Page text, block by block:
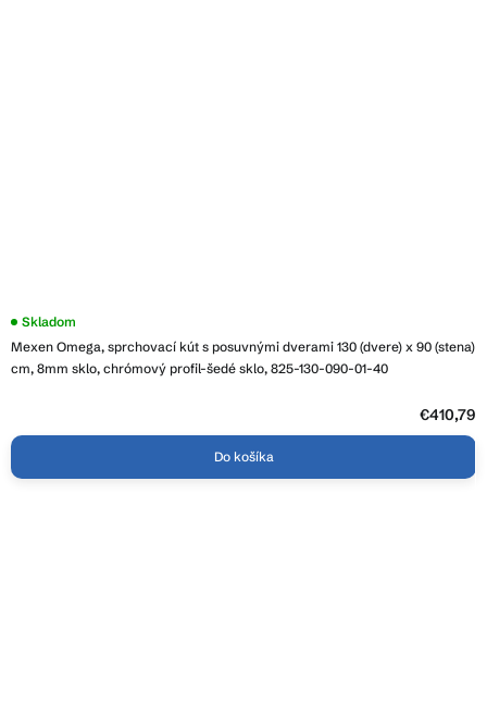
Mexen Omega, sprchovací kút s posuvnými dverami 130 (dvere) x 90 (stena)
cm, 8mm sklo, chrómový profil-šedé sklo, 825-130-090-01-40
Skladom
€410,79
Do košíka